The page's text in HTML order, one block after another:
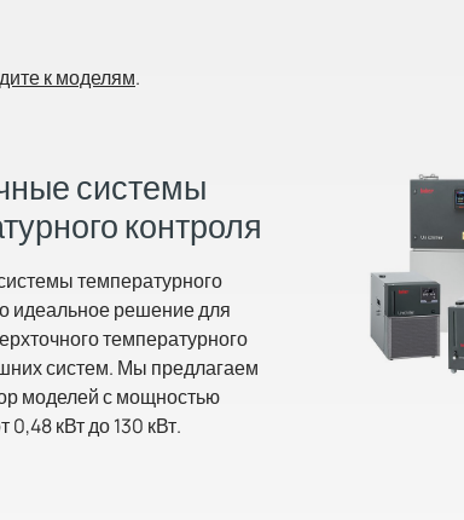
к моделям.
системы
контроля
температурного
идеальное решение для
температурного
систем. Мы предлагаем
моделей с мощностью
0,48 кВт до 130 кВт.